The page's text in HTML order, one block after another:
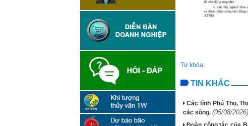
Từ khóa:
TIN KHÁC
Các tỉnh Phú Thọ,
các sông.(05/08/2026)